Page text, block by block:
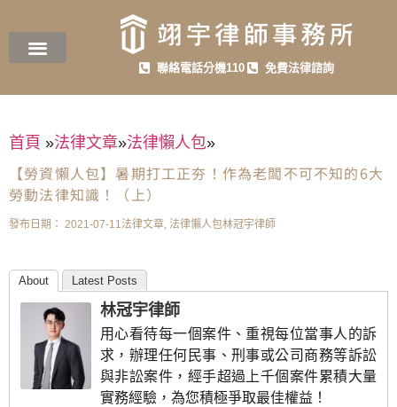
聯絡電話分機110 免費法律諮詢
首頁 »法律文章»法律懶人包»
【勞資懶人包】暑期打工正夯！作為老闆不可不知的6大
勞動法律知識！（上）
發布日期： 2021-07-11法律文章, 法律懶人包林冠宇律師
About Latest Posts
林冠宇律師
用心看待每一個案件、重視每位當事人的訴
求，辦理任何民事、刑事或公司商務等訴訟
與非訟案件，經手超過上千個案件累積大量
實務經驗，為您積極爭取最佳權益！